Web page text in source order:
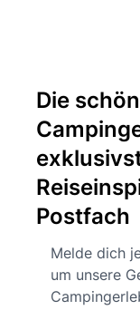
Die
Postfach
Melde dich
um unsere